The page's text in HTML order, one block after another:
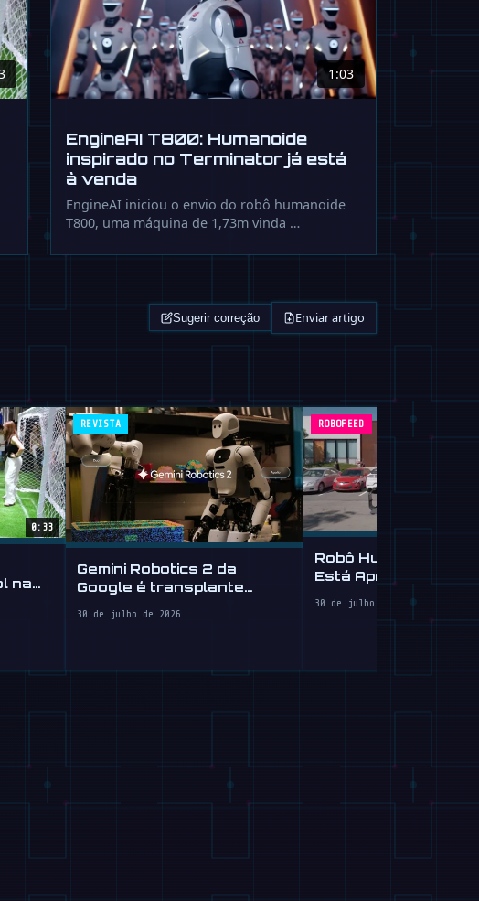
1:03
EngineAI T800: Humanoide
inspirado no Terminator já está
à venda
EngineAI iniciou o envio do robô humanoide
T800, uma máquina de 1,73m vinda …
Sugerir correção Enviar artigo
0:33
na
REVISTA
Gemini Robotics 2 da
Google é transplante
30 de julho de 2026
ROBOFEED
Robô Humanoide da
Está Aprendendo a
30 de julho de 2026